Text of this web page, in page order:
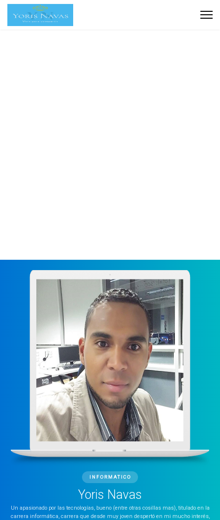
INFORMATICO
Yoris Navas
Un apasionado por las tecnologías, bueno (entre otras cosillas mas), titulado en la
carrera informática, carrera que desde muy joven despertó en mi mucho interés,